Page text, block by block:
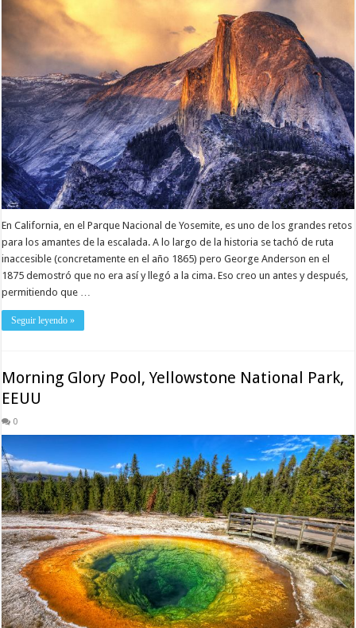
En California, en el Parque Nacional de Yosemite, es uno de los grandes retos
para los amantes de la escalada. A lo largo de la historia se tachó de ruta
inaccesible (concretamente en el año 1865) pero George Anderson en el
1875 demostró que no era así y llegó a la cima. Eso creo un antes y después,
permitiendo que …
Seguir leyendo »
Morning Glory Pool, Yellowstone National Park,
EEUU
0